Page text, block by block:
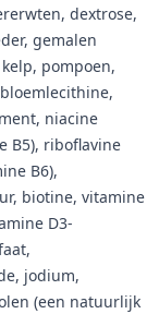
dextrose,
gemalen
pompoen,
niacine
B5), riboflavine
B6),
biotine, vitamine
D3-
jodium,
(een natuurlijk